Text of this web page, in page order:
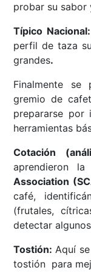
probar su sabor
Típico Nacional:
perfil de taza
grandes.
Finalmente
gremio de
prepararse
herramientas
Cotación
aprendieron
Association
café,
(frutales,
detectar
Tostión:Aquí
tostión para